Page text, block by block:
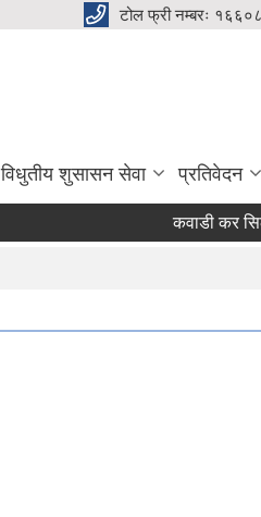
टोल फ्री नम्बरः
विधुतीय शुसासन सेवा प्रतिवेदन
कवाडी कर